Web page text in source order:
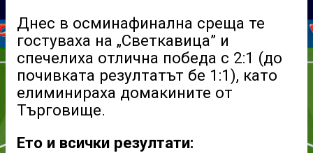
Днес в осминафинална среща те
гостуваха на „Светкавица” и
спечелиха отлична победа с 2:1 (до
почивката резултатът бе 1:1), като
елиминираха домакините от
Търговище.
Ето и всички резултати: